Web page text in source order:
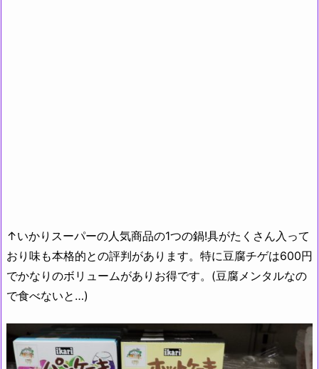
↑いかりスーパーの人気商品の1つの鍋!具がたくさん入って
おり味も本格的との評判があります。特に豆腐チゲは600円
でかなりのボリュームがありお得です。(豆腐メンタルなの
で食べないと…)